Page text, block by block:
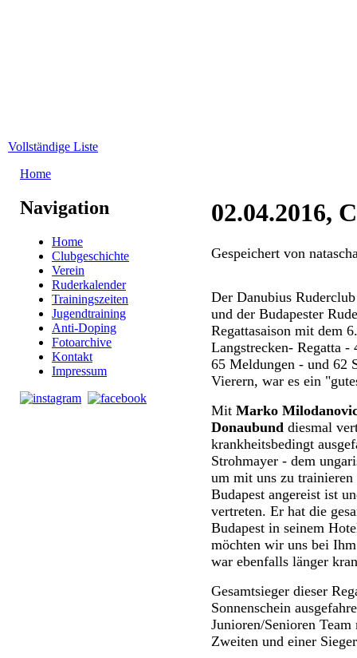
Vollständige Liste
Home
Navigation
Home
Clubgeschichte
Verein
Ruderkalender
Trainingszeiten
Jugendtraining
Anti-Doping
Fotoarchive
Kontakt
Impressum
02.04.2016,
Gespeichert von
Der Danubius
und der Budapester
Regattasaison mit dem
Langstrecken- Regatta
65 Meldungen - und 62
Vierern, war es ein
Mit Marko
Donaubund diesmal
krankheitsbedingt
Strohmayer - dem
um mit uns zu
Budapest angereist ist
vertreten. Er hat die
Budapest in seinem
möchten wir uns bei
war ebenfalls länger
Gesamtsieger dieser
Sonnenschein
Junioren/Senioren
Zweiten und einer